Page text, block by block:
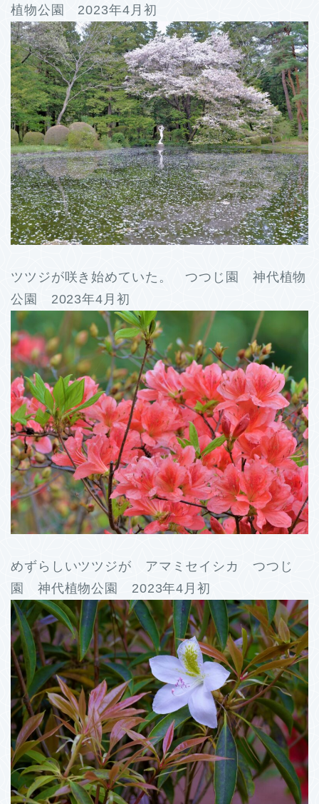
植物公園 2023年4月初
ツツジが咲き始めていた。 つつじ園 神代植物
公園 2023年4月初
めずらしいツツジが アマミセイシカ つつじ
園 神代植物公園 2023年4月初